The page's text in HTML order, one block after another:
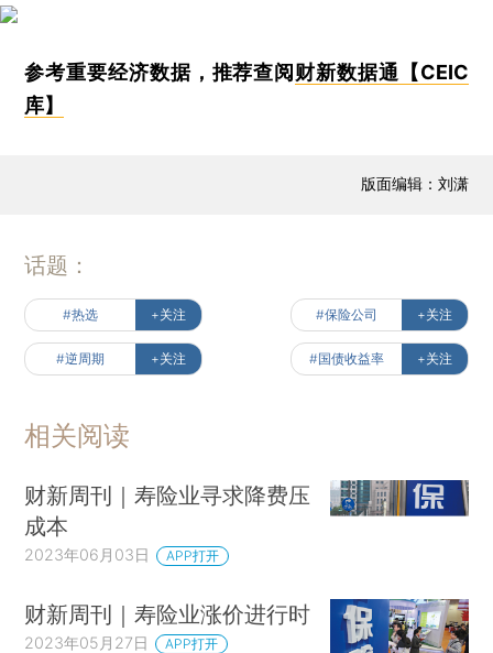
参考重要经济数据，推荐查阅财新数据通【CEIC
库】
版面编辑：刘潇
话题：
#热选 +关注 #保险公司 +关注
#逆周期 +关注 #国债收益率 +关注
相关阅读
财新周刊｜寿险业寻求降费压
成本
2023年06月03日 APP打开
财新周刊｜寿险业涨价进行时
2023年05月27日 APP打开